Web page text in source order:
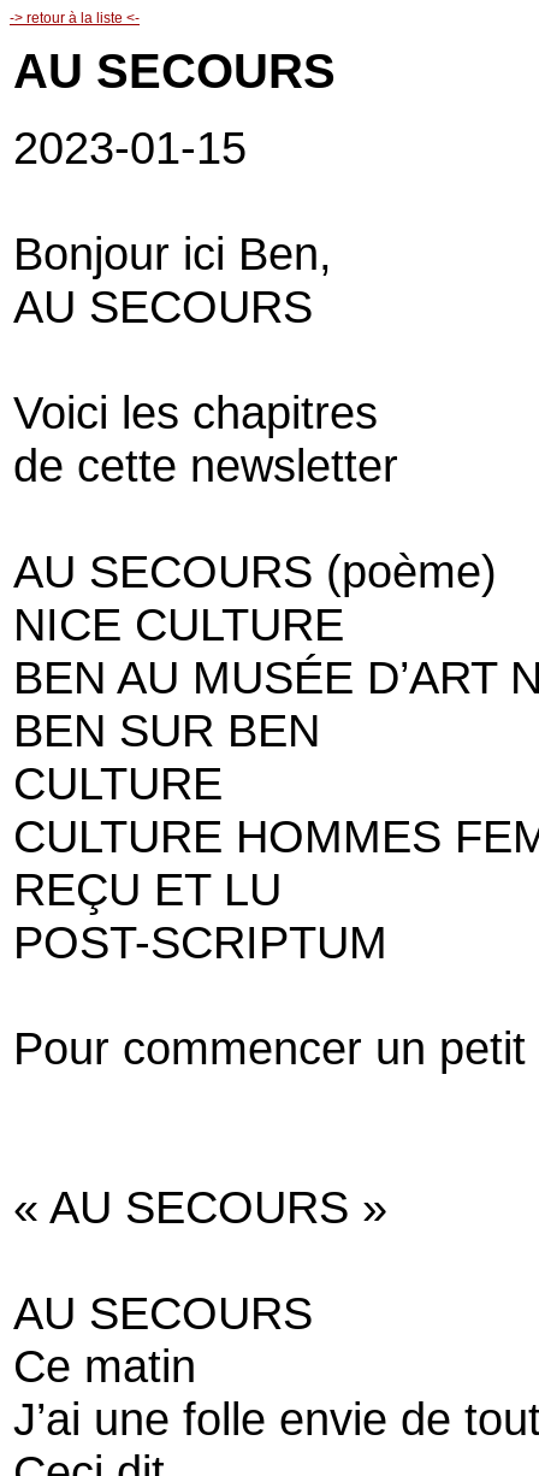
-> retour à la liste <-
AU SECOURS
2023-01-15
Bonjour ici Ben,
AU SECOURS
Voici les chapitres
de cette newsletter
AU SECOURS (poème)
NICE CULTURE
BEN AU MUSÉE D’ART
BEN SUR BEN
CULTURE
CULTURE HOMMES
REÇU ET LU
POST-SCRIPTUM
Pour commencer un
« AU SECOURS »
AU SECOURS
Ce matin
J’ai une folle envie de